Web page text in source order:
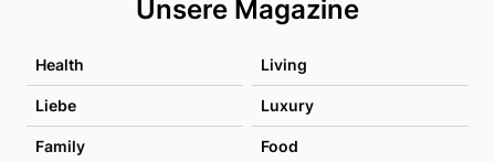
Unsere Magazine
Health Living
Liebe Luxury
Family Food